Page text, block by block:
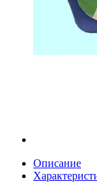
Описание